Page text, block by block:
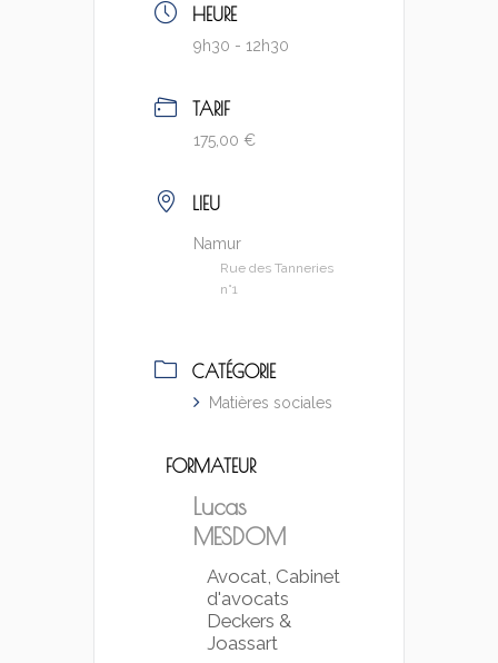
HEURE
9h30 - 12h30
TARIF
175,00 €
LIEU
Namur
Rue des Tanneries
n°1
CATÉGORIE
Matières sociales
FORMATEUR
Lucas
MESDOM
Avocat, Cabinet
d'avocats
Deckers &
Joassart